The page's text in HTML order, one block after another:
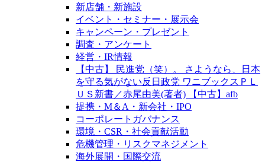
新店舗・新施設
イベント・セミナー・展示会
キャンペーン・プレゼント
調査・アンケート
経営・IR情報
【中古】 民進党（笑）。 さようなら、日本
を守る気がない反日政党 ワニブックスＰＬ
ＵＳ新書／赤尾由美(著者) 【中古】afb
提携・M＆A・新会社・IPO
コーポレートガバナンス
環境・CSR・社会貢献活動
危機管理・リスクマネジメント
海外展開・国際交流